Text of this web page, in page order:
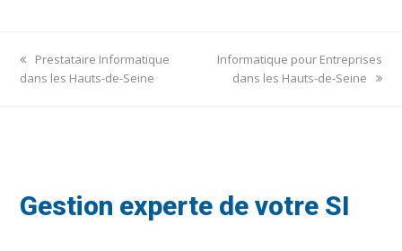
previous
post:
Prestataire Informatique
dans les Hauts-de-Seine
next
post:
Informatique pour Entreprises
dans les Hauts-de-Seine
Gestion experte de votre SI